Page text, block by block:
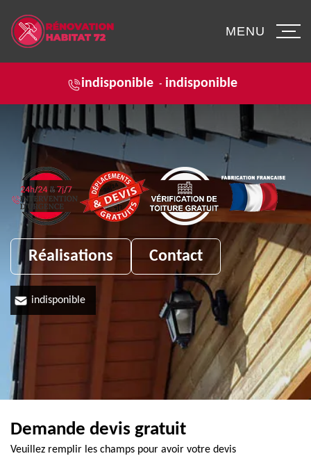
indisponible - indisponible
MENU
Réalisations Contact
indisponible
Demande devis gratuit
Veuillez remplir les champs pour avoir votre devis